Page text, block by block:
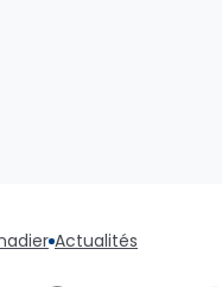
Actualités